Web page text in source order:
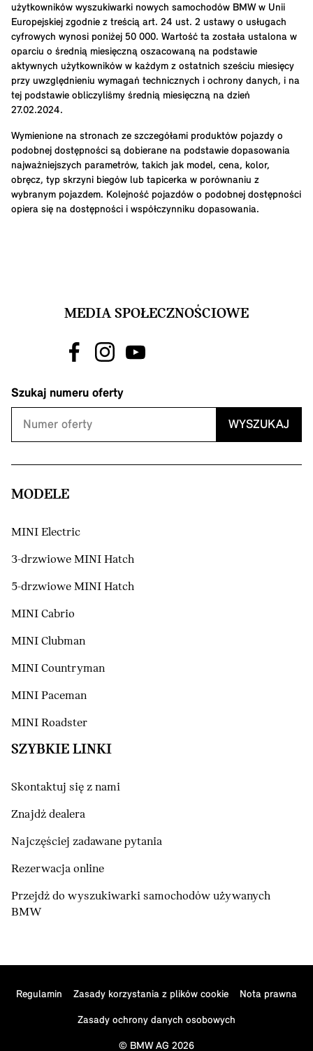
użytkowników wyszukiwarki nowych samochodów BMW w Unii
Europejskiej zgodnie z treścią art. 24 ust. 2 ustawy o usługach
cyfrowych wynosi poniżej 50 000. Wartość ta została ustalona w
oparciu o średnią miesięczną oszacowaną na podstawie
aktywnych użytkowników w każdym z ostatnich sześciu miesięcy
przy uwzględnieniu wymagań technicznych i ochrony danych, i na
tej podstawie obliczyliśmy średnią miesięczną na dzień
27.02.2024.
Wymienione na stronach ze szczegółami produktów pojazdy o
podobnej dostępności są dobierane na podstawie dopasowania
najważniejszych parametrów, takich jak model, cena, kolor,
obręcz, typ skrzyni biegów lub tapicerka w porównaniu z
wybranym pojazdem. Kolejność pojazdów o podobnej dostępności
opiera się na dostępności i współczynniku dopasowania.
MEDIA SPOŁECZNOŚCIOWE
Szukaj numeru oferty
WYSZUKAJ
MODELE
MINI Electric
3-drzwiowe MINI Hatch
5-drzwiowe MINI Hatch
MINI Cabrio
MINI Clubman
MINI Countryman
MINI Paceman
MINI Roadster
SZYBKIE LINKI
Skontaktuj się z nami
Znajdź dealera
Najczęściej zadawane pytania
Rezerwacja online
Przejdź do wyszukiwarki samochodów używanych
BMW
Regulamin Zasady korzystania z plików cookie Nota prawna
Zasady ochrony danych osobowych
© BMW AG 2026